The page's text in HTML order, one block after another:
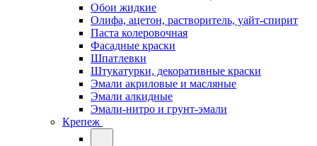
Обои жидкие
Олифа, ацетон, растворитель, уайт-спирит
Паста колеровочная
Фасадные краски
Шпатлевки
Штукатурки, декоративные краски
Эмали акриловые и масляные
Эмали алкидные
Эмали-нитро и грунт-эмали
Крепеж